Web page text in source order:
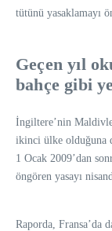
tütünü yasaklamayı
Geçen yıl
bahçe gibi
İngiltere’nin
ikinci ülke olduğuna
1 Ocak 2009’dan
öngören yasayı
Raporda, Fransa’da